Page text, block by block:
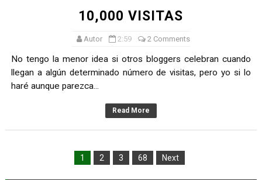
10,000 VISITAS
Autor 2:59 2 Comments
No tengo la menor idea si otros bloggers celebran cuando
llegan a algún determinado número de visitas, pero yo si lo
haré aunque parezca...
Read More
1 2 3 68 Next